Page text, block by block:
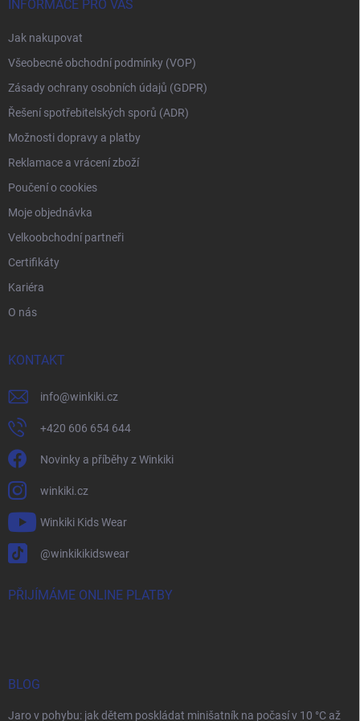
INFORMACE PRO VÁS
Jak nakupovat
Všeobecné obchodní podmínky (VOP)
Zásady ochrany osobních údajů (GDPR)
Řešení spotřebitelských sporů (ADR)
Možnosti dopravy a platby
Reklamace a vrácení zboží
Poučení o cookies
Moje objednávka
Velkoobchodní partneři
Certifikáty
Kariéra
O nás
KONTAKT
info@winkiki.cz
+420 606 654 644
Novinky a příběhy z Winkiki
winkiki.cz
Winkiki Kids Wear
@winkikikidswear
PŘIJÍMÁME ONLINE PLATBY
BLOG
Jaro v pohybu: jak dětem poskládat minišatník na počasí v 10 °C až